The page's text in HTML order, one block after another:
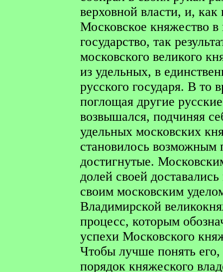
верховной власти, и,
Московское княжество в
государство, так
московского великого
из удельных, в
русского государя. В то
поглощая другие
возвышался, подчиняя
удельных московских
становилось возможным
достигнутые.
долей своей
своим московским
Владимирской
процесс, которым
успехи Московского
Чтобы лучше понять его,
порядок княжеского